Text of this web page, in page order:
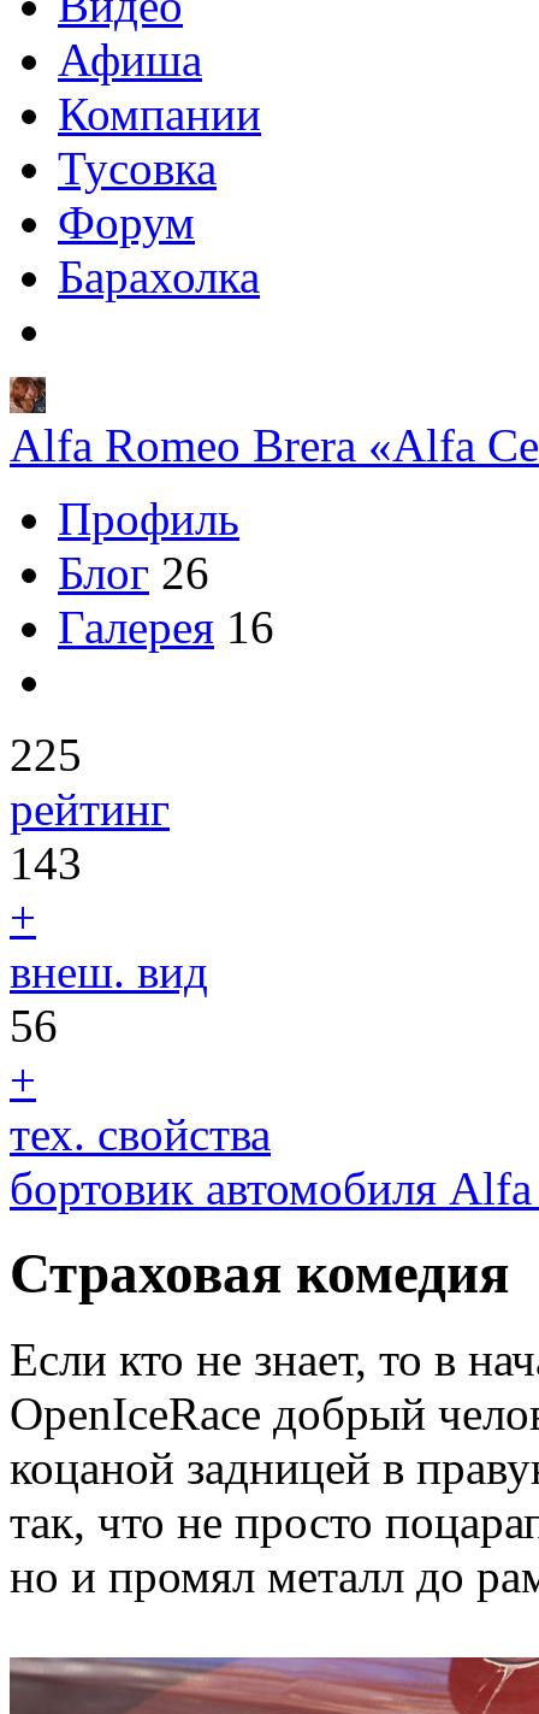
Афиша
Компании
Тусовка
Форум
Барахолка
Alfa Romeo Brera «Alfa
Профиль
Блог 26
Галерея 16
225
рейтинг
143
+
внеш. вид
56
+
тех. свойства
бортовик автомобиля
Страховая комедия
Если кто не знает, то в
OpenIceRace добрый
коцаной задницей в
так, что не просто
но и промял металл до